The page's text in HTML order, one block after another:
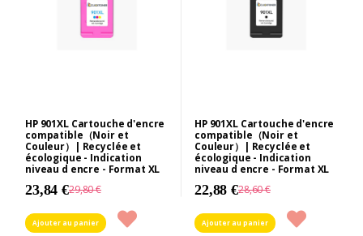
HP 901XL Cartouche d'encre
compatible（Noir et
Couleur）| Recyclée et
écologique - Indication
niveau d encre - Format XL
23,84 €29,80 €
Ajouter au panier
HP 901XL Cartouche d'encre
compatible（Noir et
Couleur）| Recyclée et
écologique - Indication
niveau d encre - Format XL
22,88 €28,60 €
Ajouter au panier